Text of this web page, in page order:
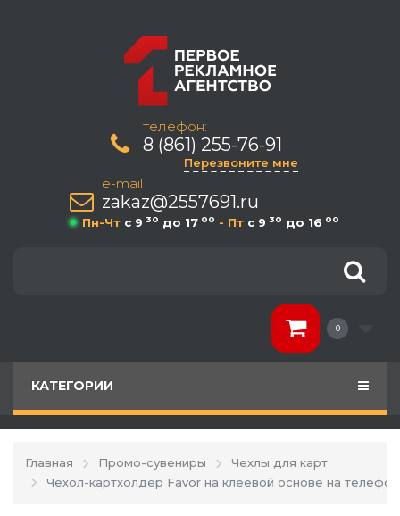
телефон:
8 (861) 255-76-91
Перезвоните мне
e-mail
zakaz@2557691.ru
Пн-Чт c 9 30 до 17 00 - Пт c 9 30 до 16 00
0
КАТЕГОРИИ
Главная Промо-сувениры
Чехлы для карт
Чехол-картхолдер Favor на клеевой основе на